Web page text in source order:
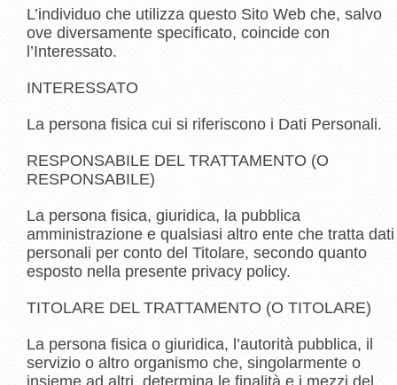
L’individuo che utilizza questo Sito Web che, salvo
ove diversamente specificato, coincide con
l’Interessato.
INTERESSATO
La persona fisica cui si riferiscono i Dati Personali.
RESPONSABILE DEL TRATTAMENTO (O
RESPONSABILE)
La persona fisica, giuridica, la pubblica
amministrazione e qualsiasi altro ente che tratta dati
personali per conto del Titolare, secondo quanto
esposto nella presente privacy policy.
TITOLARE DEL TRATTAMENTO (O TITOLARE)
La persona fisica o giuridica, l’autorità pubblica, il
servizio o altro organismo che, singolarmente o
insieme ad altri, determina le finalità e i mezzi del